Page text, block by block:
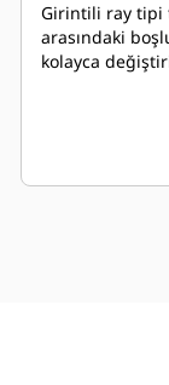
Girintili ray tipi
arasındaki
kolayca